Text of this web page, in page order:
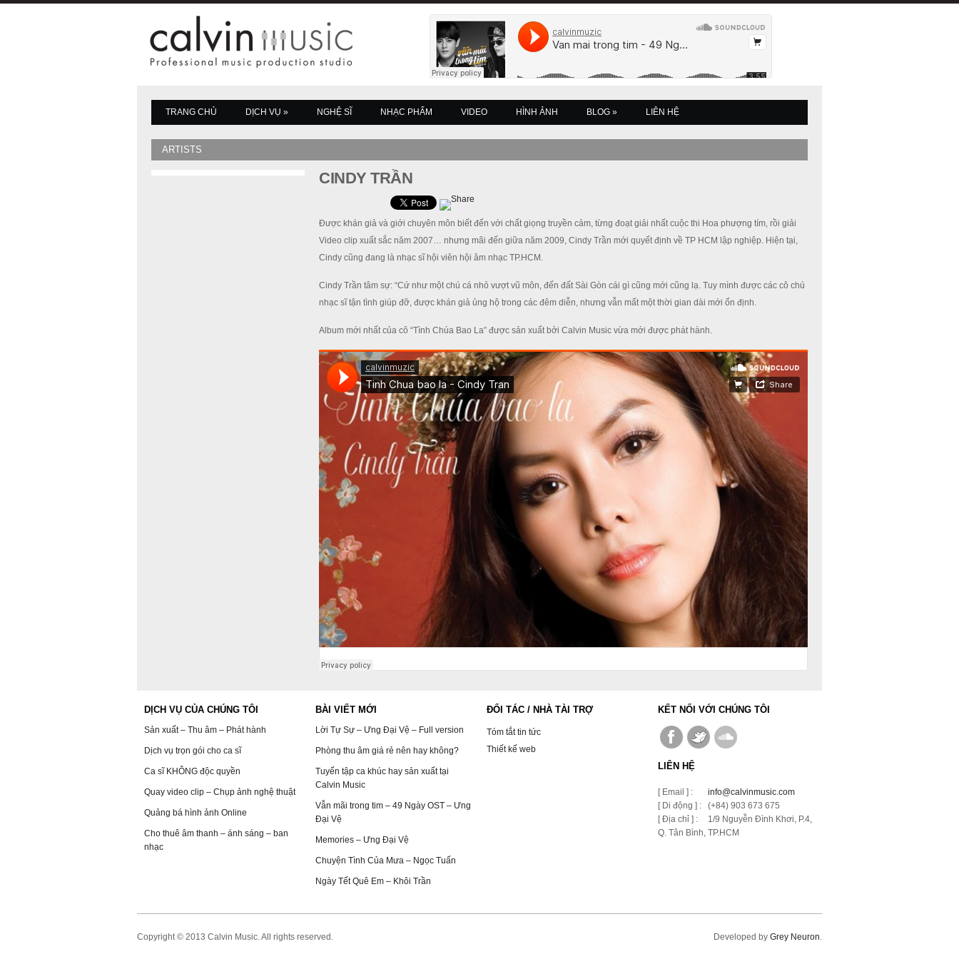
TRANG CHỦ DỊCH VỤ » NGHỆ SĨ NHẠC PHẨM VIDEO HÌNH ẢNH BLOG » LIÊN HỆ
ARTISTS
CINDY TRẦN
Được khán giả và giới chuyên môn biết đến với chất giọng truyền cảm, từng đoạt giải nhất cuộc thi Hoa phượng tím, rồi giải
Video clip xuất sắc năm 2007… nhưng mãi đến giữa năm 2009, Cindy Trần mới quyết định về TP HCM lập nghiệp. Hiện tại,
Cindy cũng đang là nhạc sĩ hội viên hội âm nhạc TP.HCM.
Cindy Trần tâm sự: “Cứ như một chú cá nhỏ vượt vũ môn, đến đất Sài Gòn cái gì cũng mới cũng lạ. Tuy mình được các cô chú
nhạc sĩ tận tình giúp đỡ, được khán giả ủng hộ trong các đêm diễn, nhưng vẫn mất một thời gian dài mới ổn định.
Album mới nhất của cô “Tình Chúa Bao La” được sản xuất bởi Calvin Music vừa mới được phát hành.
DỊCH VỤ CỦA CHÚNG TÔI
Sản xuất – Thu âm – Phát hành
Dịch vụ trọn gói cho ca sĩ
Ca sĩ KHÔNG độc quyền
Quay video clip – Chụp ảnh nghệ thuật
Quảng bá hình ảnh Online
Cho thuê âm thanh – ánh sáng – ban
nhạc
BÀI VIẾT MỚI
Lời Tự Sự – Ưng Đại Vệ – Full version
Phòng thu âm giá rẻ nên hay không?
Tuyển tập ca khúc hay sản xuất tại
Calvin Music
Vẫn mãi trong tim – 49 Ngày OST – Ưng
Đại Vệ
Memories – Ưng Đại Vệ
Chuyện Tình Của Mưa – Ngọc Tuấn
Ngày Tết Quê Em – Khôi Trần
ĐỐI TÁC / NHÀ TÀI TRỢ
Tóm tắt tin tức
Thiết kế web
KẾT NỐI VỚI CHÚNG TÔI
LIÊN HỆ
[ Email ] :
info@calvinmusic.com
[ Di động ] :
(+84) 903 673 675
[ Địa chỉ ] :
1/9 Nguyễn Đình Khơi, P.4,
Q. Tân Bình, TP.HCM
Copyright © 2013 Calvin Music. All rights reserved. Developed by Grey Neuron.